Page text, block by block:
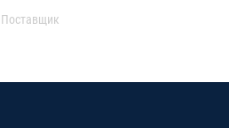
Поставщик